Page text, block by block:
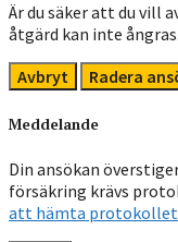
Är du säker att du vill
åtgärd kan inte ångras.
Avbryt
Radera
Meddelande
Din ansökan
försäkring krävs
att hämta protokollet